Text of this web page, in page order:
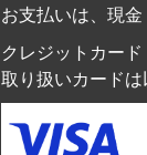
お支払いは、現
クレジットカード
取り扱いカードは